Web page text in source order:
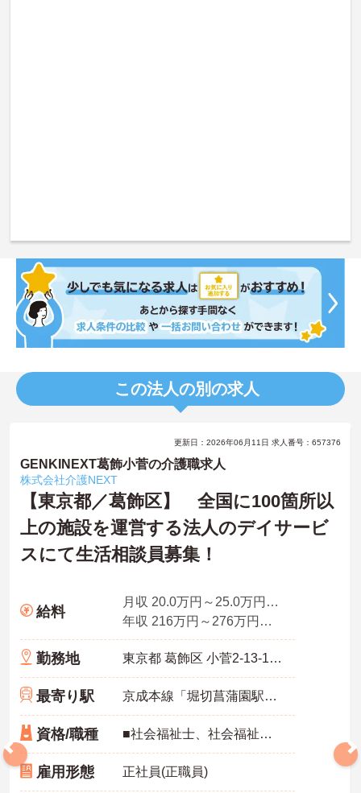
この法人の別の求人
更新日：2026年06月11日 求人番号：657376
GENKINEXT葛飾小菅の介護職求人
株式会社介護NEXT
【東京都／葛飾区】 全国に100箇所以
上の施設を運営する法人のデイサービ
スにて生活相談員募集！
給料
月収 20.0万円～25.0万円程度（諸手当込み）※経験者モデル
年収 216万円～276万円程度（諸手当別途支給）
勤務地 東京都 葛飾区 小菅2-13-14ドーミー綾瀬Ⅱ1F
最寄り駅 京成本線「堀切菖蒲園駅」徒歩10分
資格/職種 ■社会福祉士、社会福祉主事、精神保健福祉士・介護福祉士・介護支援専門員 ※地域によって条件が異なります。 ■普通自動車免許（AT限定可） ※未経験可、ブランク可
雇用形態 正社員(正職員)